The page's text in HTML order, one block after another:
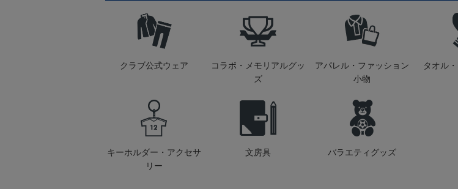
クラブ公式ウェア
コラボ・メモリアルグッ
ズ
アパレル・ファッション
小物
タオル
キーホルダー・アクセサ
リー
文房具 バラエティグッズ